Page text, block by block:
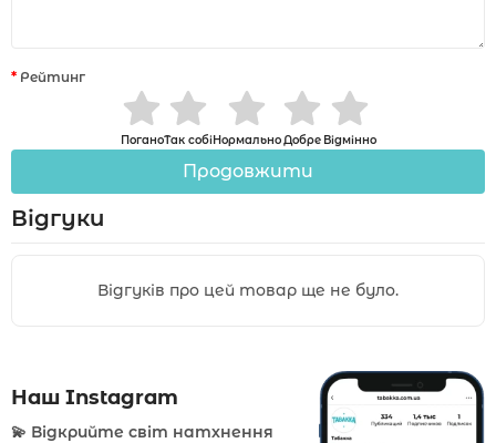
Рейтинг
ПоганоТак собіНормальноДобре Відмінно
Продовжити
Відгуки
Відгуків про цей товар ще не було.
Наш Instagram
💫 Відкрийте світ натхнення